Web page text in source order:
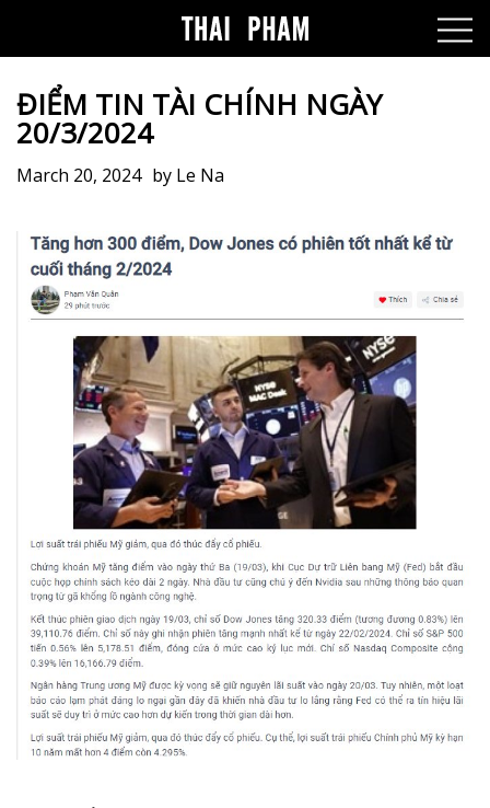
ĐIỂM TIN TÀI CHÍNH NGÀY
20/3/2024
March 20, 2024 by Le Na